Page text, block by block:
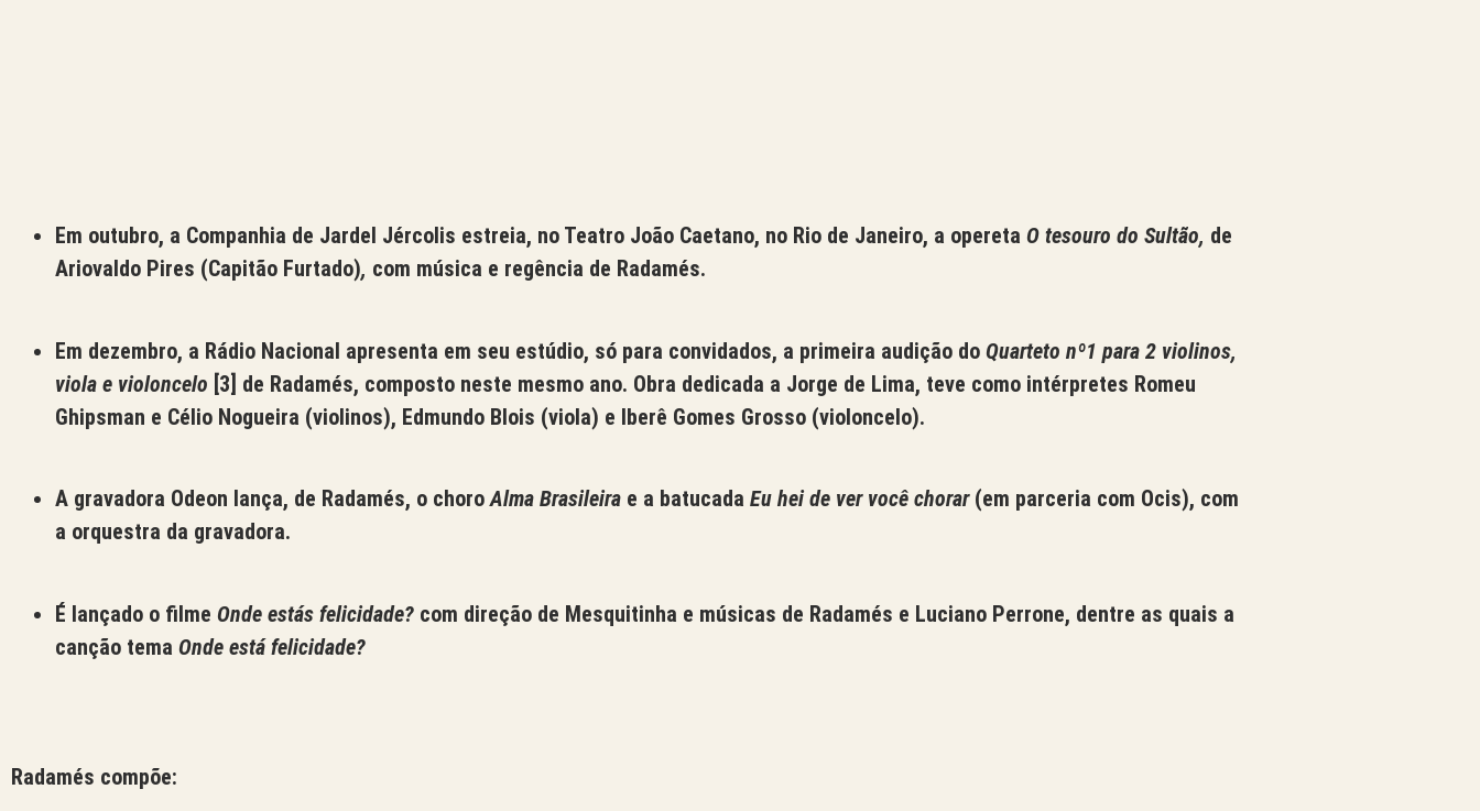
Em outubro, a Companhia de Jardel Jércolis estreia, no Teatro João Caetano, no Rio de Janeiro, a opereta O tesouro do Sultão, de
Ariovaldo Pires (Capitão Furtado), com música e regência de Radamés.
Em dezembro, a Rádio Nacional apresenta em seu estúdio, só para convidados, a primeira audição do Quarteto nº1 para 2 violinos,
viola e violoncelo [3] de Radamés, composto neste mesmo ano. Obra dedicada a Jorge de Lima, teve como intérpretes Romeu
Ghipsman e Célio Nogueira (violinos), Edmundo Blois (viola) e Iberê Gomes Grosso (violoncelo).
A gravadora Odeon lança, de Radamés, o choroAlma Brasileira e a batucada Eu hei de ver você chorar(em parceria com Ocis), com
a orquestra da gravadora.
É lançado o filme Onde estás felicidade? com direção de Mesquitinha e músicas de Radamés e Luciano Perrone, dentre as quais a
canção tema Onde está felicidade?
Radamés compõe: